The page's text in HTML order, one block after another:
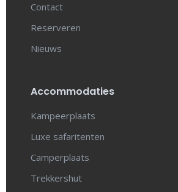
Contact
Reserveren
Nieuws
Accommodaties
Kampeerplaats
Luxe safaritenten
Camperplaats
Trekkershut